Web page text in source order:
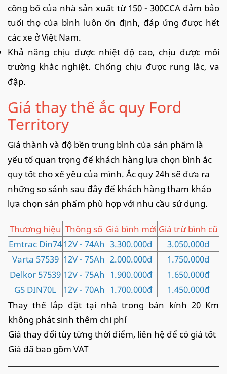
công bố của nhà sản xuất từ 150 - 300CCA đảm bảo
tuổi thọ của bình luôn ổn định, đáp ứng được hết
các xe ở Việt Nam.
Khả năng chịu được nhiệt độ cao, chịu được môi
trường khắc nghiệt. Chống chịu được rung lắc, va
đập.
Giá thay thế ắc quy Ford
Territory
Giá thành và độ bền trung bình của sản phẩm là
yếu tố quan trọng để khách hàng lựa chọn bình ắc
quy tốt cho xế yêu của mình. Ắc quy 24h sẽ đưa ra
những so sánh sau đây để khách hàng tham khảo
lựa chọn sản phẩm phù hợp với nhu cầu sử dụng.
Thương hiệu Thông số Giá bình mới Giá trừ bình cũ
Emtrac Din7412V - 74Ah 3.300.000đ
3.050.000đ
Varta 57539 12V - 75Ah 2.000.000đ
1.750.000đ
Delkor 57539 12V - 75Ah 1.900.000đ
1.650.000đ
GS DIN70L
12V - 70Ah 1.700.000đ
1.450.000đ
Thay thế lắp đặt tại nhà trong bán kính 20 Km
không phát sinh thêm chi phí
Giá thay đổi tùy từng thời điểm, liên hệ để có giá tốt
Giá đã bao gồm VAT